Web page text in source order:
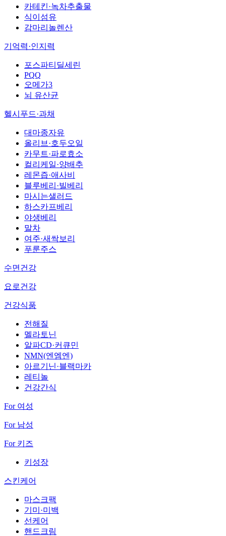
카테킨·녹차추출물
식이섬유
감마리놀렌산
기억력·인지력
포스파티딜세린
PQQ
오메가3
뇌 유산균
헬시푸드·과채
대마종자유
올리브·호두오일
카무트·파로효소
컬리케일·양배추
레몬즙·애사비
블루베리·빌베리
마시는샐러드
하스카프베리
야생베리
말차
여주·새싹보리
푸룬주스
수면건강
요로건강
건강식품
전해질
멜라토닌
알파CD·커큐민
NMN(엔엠엔)
아르기닌·블랙마카
레티놀
건강간식
For 여성
For 남성
For 키즈
키성장
스킨케어
마스크팩
기미·미백
선케어
핸드크림